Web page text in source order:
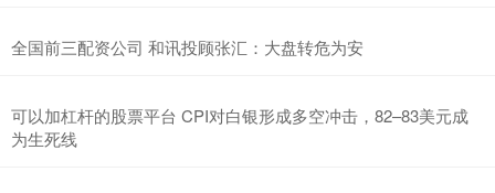
全国前三配资公司 和讯投顾张汇：大盘转危为安
可以加杠杆的股票平台 CPI对白银形成多空冲击，82–83美元成
为生死线